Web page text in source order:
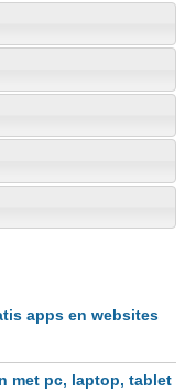
apps en websites
met pc, laptop, tablet